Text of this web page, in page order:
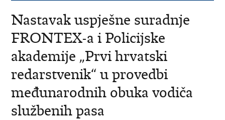
Nastavak uspješne suradnje
FRONTEX-a i Policijske
akademije „Prvi hrvatski
redarstvenik“ u provedbi
međunarodnih obuka vodiča
službenih pasa